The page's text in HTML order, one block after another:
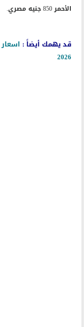
الأحمر 850 جنيه مصري.
قد يهمك أيضاً :
2026